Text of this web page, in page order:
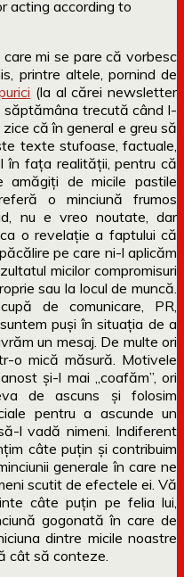
acting according to
mi se pare că vorbesc
printre altele, pornind de
(la al cărei newsletter
trecută când l-
că în general e greu să
texte stufoase, factuale,
în fața realității, pentru că
amăgiți de micile pastile
o minciună frumos
nu e vreo noutate, dar
o revelație a faptului că
pe care ni-l aplicăm
micilor compromisuri
sau la locul de muncă.
de comunicare, PR,
puși în situația de a
un mesaj. De multe ori
o mică măsură. Motivele
și-l mai „coafăm”, ori
de ascuns și folosim
pentru a ascunde un
l vadă nimeni. Indiferent
câte puțin și contribuim
generale în care ne
scutit de efectele ei. Vă
câte puțin pe felia lui,
gogonată în care de
dintre micile noastre
cât să conteze.